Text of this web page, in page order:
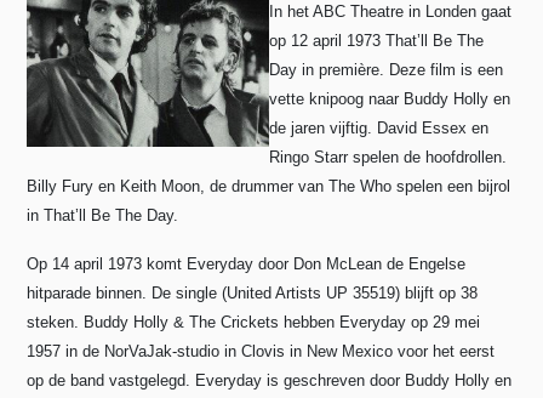
In het ABC Theatre in Londen gaat
op 12 april 1973 That’ll Be The
Day in première. Deze film is een
vette knipoog naar Buddy Holly en
de jaren vijftig. David Essex en
Ringo Starr spelen de hoofdrollen.
Billy Fury en Keith Moon, de drummer van The Who spelen een bijrol
in That’ll Be The Day.
Op 14 april 1973 komt Everyday door Don McLean de Engelse
hitparade binnen. De single (United Artists UP 35519) blijft op 38
steken. Buddy Holly & The Crickets hebben Everyday op 29 mei
1957 in de NorVaJak-studio in Clovis in New Mexico voor het eerst
op de band vastgelegd. Everyday is geschreven door Buddy Holly en